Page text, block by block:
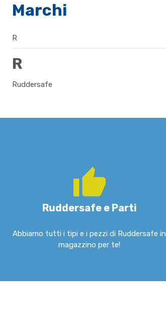
Marchi
R
R
Ruddersafe
Ruddersafe e Parti
Abbiamo tutti i tipi e i pezzi di Ruddersafe in
magazzino per te!